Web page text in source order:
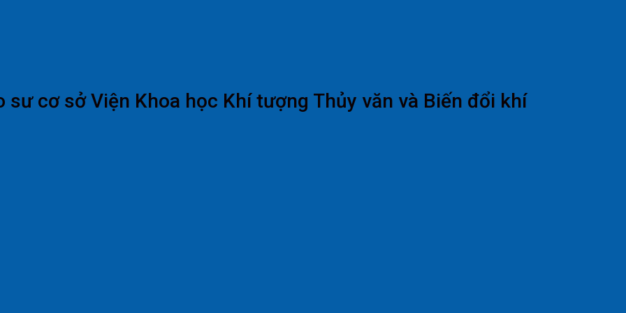
cơ sở Viện Khoa học Khí tượng Thủy văn và Biến đổi khí